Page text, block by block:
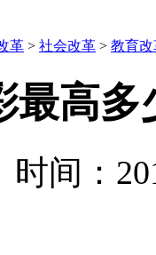
革 > 社会改革 > 教育改
最高多
间：